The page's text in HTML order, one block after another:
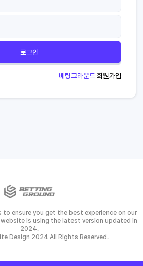
로그인
베팅그라운드 회원가입
ensure you get the best experience on our
is using the latest version updated in
2024.
Design 2024 All Rights Reserved.